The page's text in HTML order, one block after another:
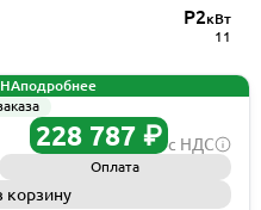
P2кВт
11
подробнее
228 787 ₽ с НДС
Оплата
корзину